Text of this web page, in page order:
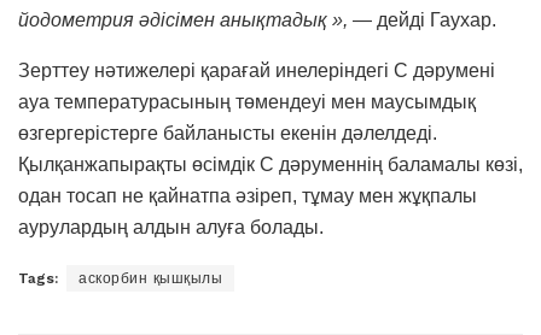
йодометрия әдісімен анықтадық », — дейді Гаухар.
Зерттеу нәтижелері қарағай инелеріндегі С дәрумені
ауа температурасының төмендеуі мен маусымдық
өзгергерістерге байланысты екенін дәлелдеді.
Қылқанжапырақты өсімдік С дәруменнің баламалы көзі,
одан тосап не қайнатпа әзіреп, тұмау мен жұқпалы
аурулардың алдын алуға болады.
Tags: аскорбин қышқылы